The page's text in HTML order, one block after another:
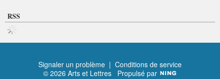
RSS
Signaler un problème | Conditions de service
© 2026 Arts et Lettres Propulsé par